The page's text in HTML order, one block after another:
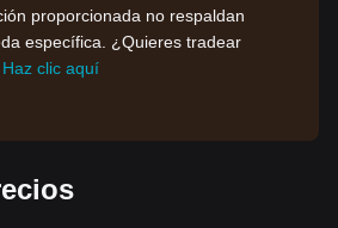
proporcionada no respaldan
específica. ¿Quieres tradear
Haz clic aquí